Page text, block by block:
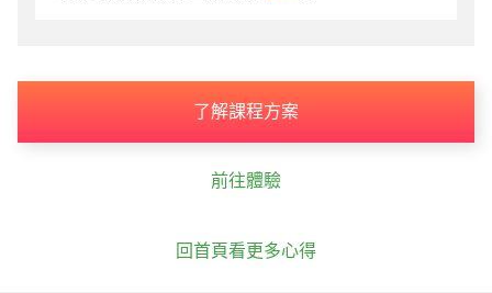
了解課程方案
前往體驗
回首頁看更多心得